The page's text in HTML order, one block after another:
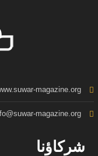
magazine.org
magazine.org
شركاؤنا